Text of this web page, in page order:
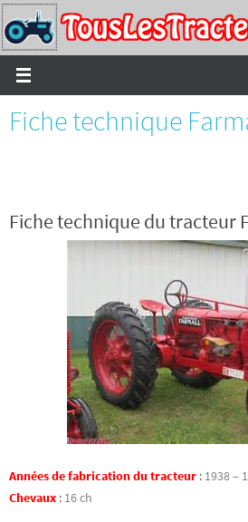
Passer
vers
le
contenu
Fiche technique
Fiche technique du tracteur
Années de fabrication du tracteur : 1938 –
Chevaux : 16 ch